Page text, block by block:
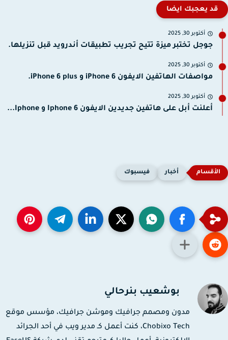
قد يعجبك ايضا
أكتوبر 30, 2025
جوجل تختبر ميزة تتيح تجريب تطبيقات أندرويد قبل تنزيلها.
أكتوبر 30, 2025
مواصفات الهاتفين الايفون iPhone 6 و iPhone 6 plus.
أكتوبر 30, 2025
أعلنت أبل على هاتفين جديدين الايفون Iphone 6 و Iphone...
أخبار فيسبوك
بوشعيب بنرحالي
مدون ومصمم جرافيك وموشن جرافيك، مؤسس موقع
Chobixo Tech، كنت أعمل كـ مدير ويب في أحد الجرائد